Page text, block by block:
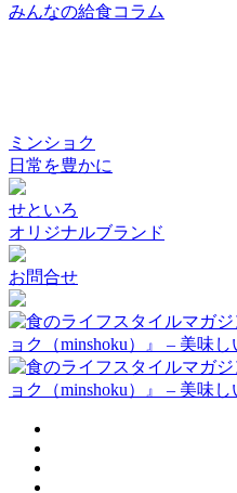
みんなの給食コラム
ミンショク
日常を豊かに
せといろ
オリジナルブランド
お問合せ